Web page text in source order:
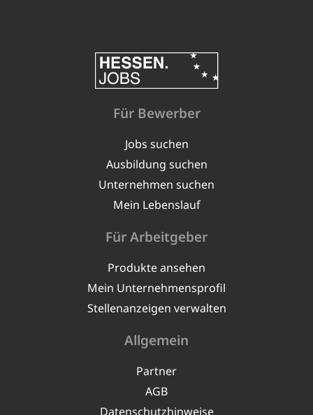
Für Bewerber
Jobs suchen
Ausbildung suchen
Unternehmen suchen
Mein Lebenslauf
Für Arbeitgeber
Produkte ansehen
Mein Unternehmensprofil
Stellenanzeigen verwalten
Allgemein
Partner
AGB
Datenschutzhinweise